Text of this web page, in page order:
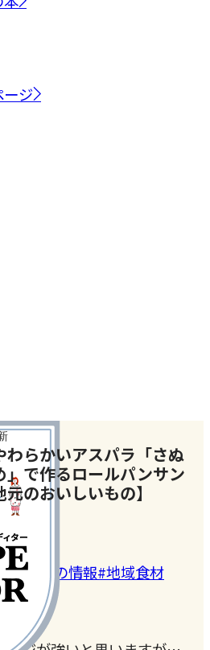
ジ
わらかいアスパラ「さぬ
」で作るロールパンサン
のおいしいもの】
しいもの情報#地域食材